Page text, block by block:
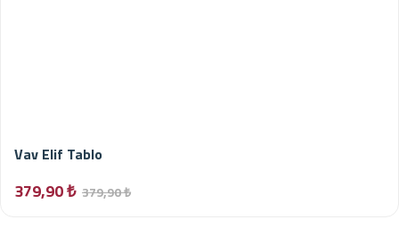
Vav Elif Tablo
379,90 ₺ 379,90 ₺